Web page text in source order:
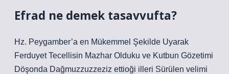
Efrad ne demek tasavvufta?
Hz. Peygamber’a en Mükemmel Şekilde Uyarak
Ferduyet Tecellisin Mazhar Olduku ve Kutbun Gözetimi
Döşonda Dağmuzzuzzeziz ettioği illeri Sürülen velimi